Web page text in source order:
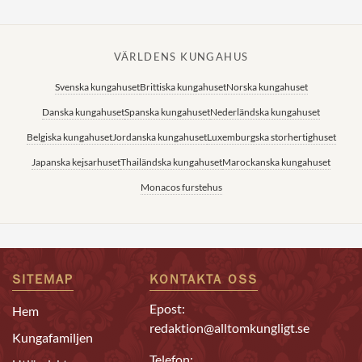
VÄRLDENS KUNGAHUS
Svenska kungahusetBrittiska kungahusetNorska kungahuset
Danska kungahusetSpanska kungahusetNederländska kungahuset
Belgiska kungahusetJordanska kungahusetLuxemburgska storhertighuset
Japanska kejsarhusetThailändska kungahusetMarockanska kungahuset
Monacos furstehus
SITEMAP
Hem
Kungafamiljen
KONTAKTA OSS
Epost:
redaktion@alltomkungligt.se